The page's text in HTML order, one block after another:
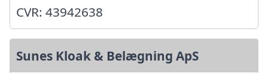
CVR: 43942638
Sunes Kloak & Belægning ApS